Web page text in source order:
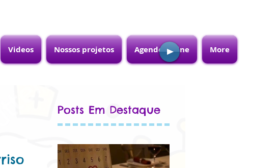
Videos Nossos projetos Agende online More
Posts Em Destaque